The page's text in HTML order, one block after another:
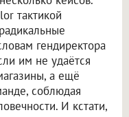
тактикой
гендиректора
им не удаётся
а ещё
соблюдая
И кстати,